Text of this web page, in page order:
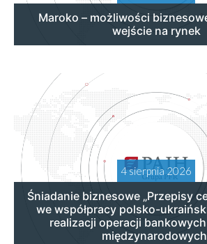
Maroko – możliwości
wejście na rynek
4 sierpnia 2026
Śniadanie biznesowe „Przepisy
we współpracy polsko-
realizacji operacji